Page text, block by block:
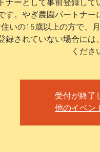
ナーとして事前登録し
す。やぎ農園パートナ
いの15歳以上の方で、
録されていない場合に
くださ
受付が終了
他のイベン